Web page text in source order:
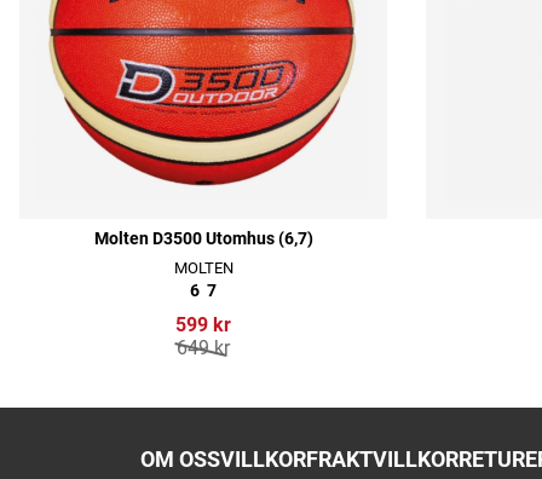
Molten D3500 Utomhus (6,7)
MOLTEN
6 7
599 kr
649 kr
OM OSSVILLKORFRAKTVILLKOR